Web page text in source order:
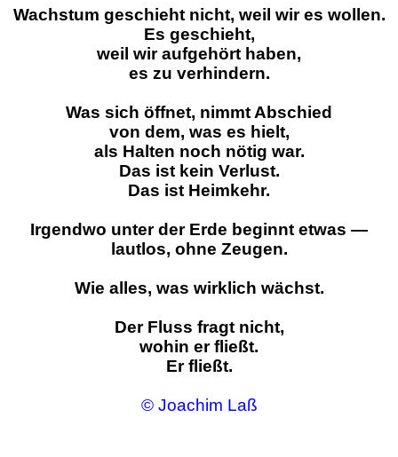
Wachstum geschieht nicht, weil wir es wollen.
Es geschieht,
weil wir aufgehört haben,
es zu verhindern.
Was sich öffnet, nimmt Abschied
von dem, was es hielt,
als Halten noch nötig war.
Das ist kein Verlust.
Das ist Heimkehr.
Irgendwo unter der Erde beginnt etwas —
lautlos, ohne Zeugen.
Wie alles, was wirklich wächst.
Der Fluss fragt nicht,
wohin er fließt.
Er fließt.
© Joachim Laß